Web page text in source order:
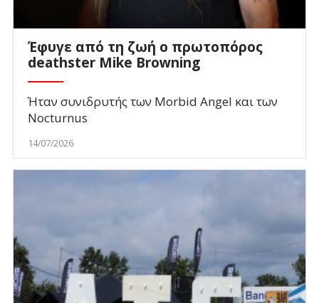
Έφυγε από τη ζωή ο πρωτοπόρος
deathster Mike Browning
Ήταν συνιδρυτής των Morbid Angel και των
Nocturnus
14/07/2026